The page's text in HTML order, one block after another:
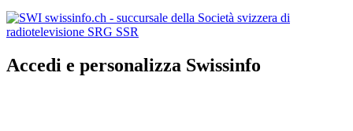
Accedi e personalizza Swissinfo